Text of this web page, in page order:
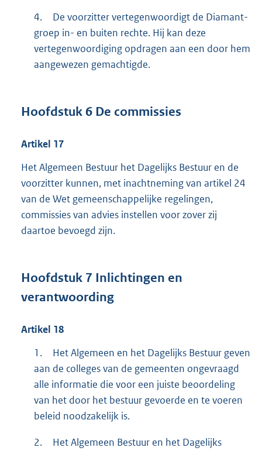
4.
De voorzitter vertegenwoordigt de Diamant-
groep in- en buiten rechte. Hij kan deze
vertegenwoordiging opdragen aan een door hem
aangewezen gemachtigde.
Hoofdstuk6 De commissies
Artikel 17
Het Algemeen Bestuur het Dagelijks Bestuur en de
voorzitter kunnen, met inachtneming van artikel 24
van de Wet gemeenschappelijke regelingen,
commissies van advies instellen voor zover zij
daartoe bevoegd zijn.
Hoofdstuk 7 Inlichtingen en
verantwoording
Artikel 18
1.
Het Algemeen en het Dagelijks Bestuur geven
aan de colleges van de gemeenten ongevraagd
alle informatie die voor een juiste beoordeling
van het door het bestuur gevoerde en te voeren
beleid noodzakelijk is.
2.
Het Algemeen Bestuur en het Dagelijks